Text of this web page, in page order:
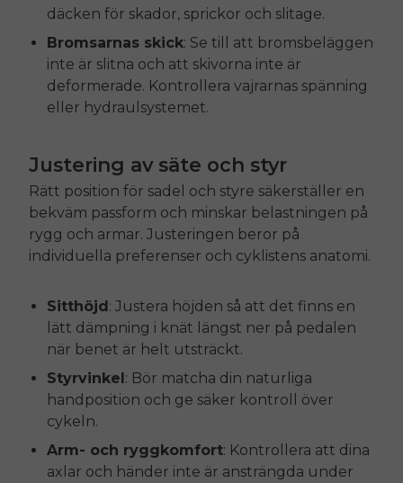
däcken för skador, sprickor och slitage.
Bromsarnas skick: Se till att bromsbeläggen
inte är slitna och att skivorna inte är
deformerade. Kontrollera vajrarnas spänning
eller hydraulsystemet.
Justering av säte och styr
Rätt position för sadel och styre säkerställer en
bekväm passform och minskar belastningen på
rygg och armar. Justeringen beror på
individuella preferenser och cyklistens anatomi.
Sitthöjd: Justera höjden så att det finns en
lätt dämpning i knät längst ner på pedalen
när benet är helt utsträckt.
Styrvinkel: Bör matcha din naturliga
handposition och ge säker kontroll över
cykeln.
Arm- och ryggkomfort: Kontrollera att dina
axlar och händer inte är ansträngda under